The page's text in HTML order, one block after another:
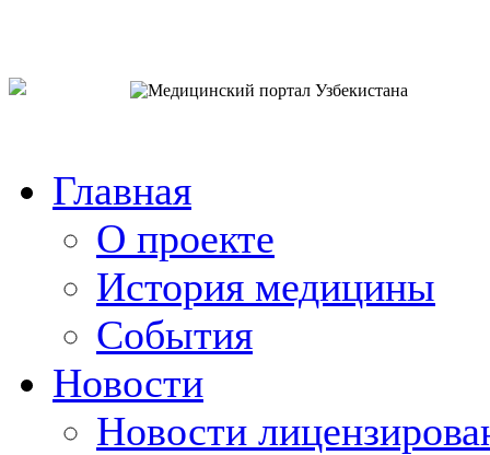
Главная
О проекте
История медицины
События
Новости
Новости